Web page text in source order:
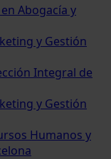
Abogacía y
y Gestión
Integral de
y Gestión
Humanos y